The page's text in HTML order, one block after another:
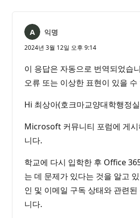
음
익명
2024년 3월 12일 오후 9:14
이 응답은 자동으로 번역되었습
오류 또는 이상한 표현이 있을 수
Hi 최상아(호크마교양대학행정
Microsoft 커뮤니티 포럼에 게
니다.
학교에 다시 입학한 후 Office
는 데 문제가 있다는 것을 알고
인 및 이메일 구독 상태와 관련
니다.